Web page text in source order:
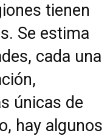
tienen
Se estima
cada una
únicas de
hay algunos